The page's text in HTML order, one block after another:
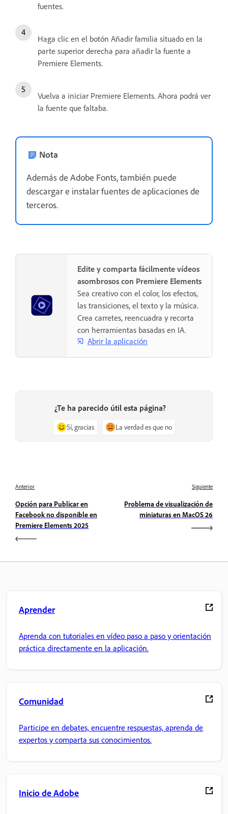
fuentes.
Haga clic en el botón Añadir familia situado en la
parte superior derecha para añadir la fuente a
Premiere Elements.
Vuelva a iniciar Premiere Elements. Ahora podrá ver
la fuente que faltaba.
Nota
Además de Adobe Fonts, también puede
descargar e instalar fuentes de aplicaciones de
terceros.
Edite y comparta fácilmente vídeos
asombrosos con Premiere Elements
Sea creativo con el color, los efectos,
las transiciones, el texto y la música.
Crea carretes, reencuadra y recorta
con herramientas basadas en IA.
Abrir la aplicación
¿Te ha parecido útil esta página?
Sí, gracias La verdad es que no
Anterior
Opción para Publicar en
Facebook no disponible en
Premiere Elements 2025
Siguiente
Problema de visualización de
miniaturas en MacOS 26
Aprender
Aprenda con tutoriales en vídeo paso a paso y orientación
práctica directamente en la aplicación.
Comunidad
Participe en debates, encuentre respuestas, aprenda de
expertos y comparta sus conocimientos.
Inicio de Adobe